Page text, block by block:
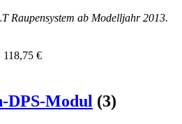
Raupensystem ab Modelljahr 2013.
118,75 €
DPS-Modul (3)